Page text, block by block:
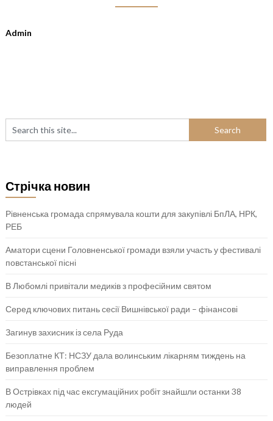
Admin
Стрічка новин
Рівненська громада спрямувала кошти для закупівлі БпЛА, НРК,
РЕБ
Аматори сцени Головненської громади взяли участь у фестивалі
повстанської пісні
В Любомлі привітали медиків з професійним святом
Серед ключових питань сесії Вишнівської ради – фінансові
Загинув захисник із села Руда
Безоплатне КТ: НСЗУ дала волинським лікарням тиждень на
виправлення проблем
В Острівках під час ексгумаційних робіт знайшли останки 38
людей